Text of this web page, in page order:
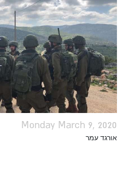
Monday March 9, 2020
אורגד עמר